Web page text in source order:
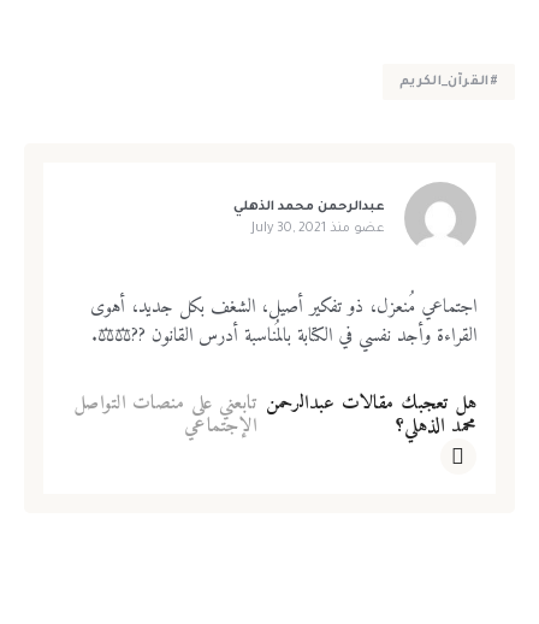
#القرآن_الكريم
عبدالرحمن محمد الذهلي
عضو منذ July 30, 2021
اجتماعي مُنعزل، ذو تفكير أصيل، الشغف بكل جديد، أهوى
القراءة وأجد نفسي في الكتابة بالمُناسبة أدرس القانون ??‍⚖️⚖️.
هل تعجبك مقالات عبدالرحمن
محمد الذهلي؟
تابعني على منصات التواصل
الإجتماعي